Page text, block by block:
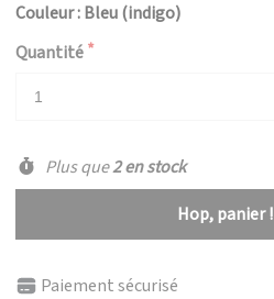
Couleur : Bleu (indigo)
Quantité
Plus que2 en stock
Hop, panier !
Paiement sécurisé